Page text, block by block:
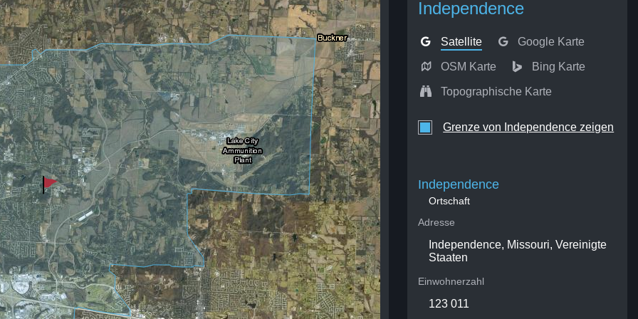
Independence
Satellite Google Karte
OSM Karte Bing Karte
Topographische Karte
Grenze von Independence zeigen
Independence
Ortschaft
Adresse
Independence, Missouri, Vereinigte
Staaten
Einwohnerzahl
123 011